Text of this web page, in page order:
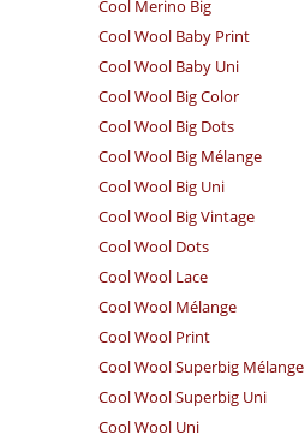
Cool Merino Big
Cool Wool Baby Print
Cool Wool Baby Uni
Cool Wool Big Color
Cool Wool Big Dots
Cool Wool Big Mélange
Cool Wool Big Uni
Cool Wool Big Vintage
Cool Wool Dots
Cool Wool Lace
Cool Wool Mélange
Cool Wool Print
Cool Wool Superbig Mélange
Cool Wool Superbig Uni
Cool Wool Uni